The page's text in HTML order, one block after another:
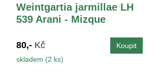
Weintgartia jarmillae LH
539 Arani - Mizque
80,- Kč
skladem (2 ks)